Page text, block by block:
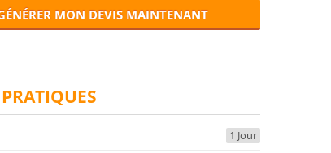
MON DEVIS MAINTENANT
1 Jour